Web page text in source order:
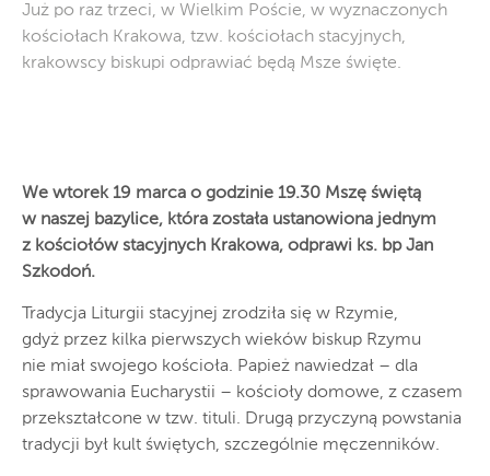
Już po raz trzeci, w Wielkim Poście, w wyznaczonych
kościołach Krakowa, tzw. kościołach stacyjnych,
krakowscy biskupi odprawiać będą Msze święte.
We wtorek 19 marca o godzinie 19.30 Mszę świętą
w naszej bazylice, która została ustanowiona jednym
z kościołów stacyjnych Krakowa, odprawi ks. bp Jan
Szkodoń.
Tradycja Liturgii stacyjnej zrodziła się w Rzymie,
gdyż przez kilka pierwszych wieków biskup Rzymu
nie miał swojego kościoła. Papież nawiedzał – dla
sprawowania Eucharystii – kościoły domowe, z czasem
przekształcone w tzw. tituli. Drugą przyczyną powstania
tradycji był kult świętych, szczególnie męczenników.